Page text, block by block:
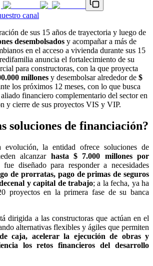
canal
de sus 15 años de trayectoria y luego de
desembolsados y acompañar a más de
en el acceso a vivienda durante sus 15
anuncia el fortalecimiento de su
para constructoras, con la que proyecta
millones y desembolsar alrededor de $
los próximos 12 meses, con lo que busca
financiero complementario del sector en
y cierre de sus proyectos VIS y VIP.
soluciones de financiación?
evolución, la entidad ofrece soluciones de
alcanzar hasta $ 7.000 millones por
diseñado para responder a necesidades
de prorratas, pago de primas de seguros
y capital de trabajo; a la fecha, ya ha
proyectos en la primera fase de su banca
dirigida a las constructoras que actúan en el
alternativas flexibles y ágiles que permiten
caja, acelerar la ejecución de obras y
los retos financieros del desarrollo